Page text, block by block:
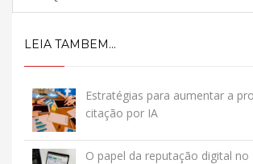
LEIA TAMBEM...
Estratégias para aumentar a
citação por IA
O papel da reputação digital no